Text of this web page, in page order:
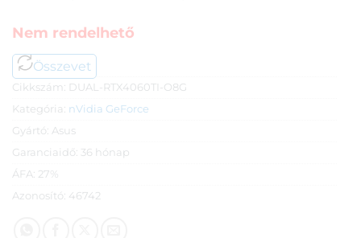
Nem rendelhető
Összevet
Cikkszám: DUAL-RTX4060TI-O8G
Kategória: nVidia GeForce
Gyártó: Asus
Garanciaidő: 36 hónap
ÁFA: 27%
Azonosító: 46742